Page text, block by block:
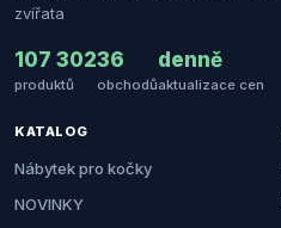
zvířata
107 302
produktů
36
obchodů
denně
aktualizace cen
KATALOG
Nábytek pro kočky
NOVINKY